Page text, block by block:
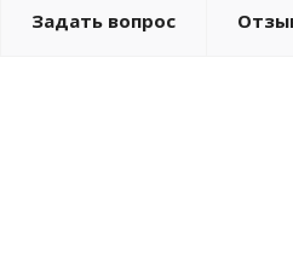
Задать вопрос